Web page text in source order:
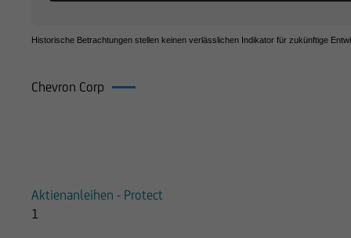
Historische Betrachtungen stellen keinen verlässlichen Indikator für zukünftige
Chevron Corp
Aktienanleihen - Protect
1